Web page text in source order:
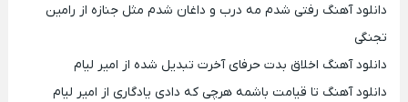
دانلود آهنگ رفتی شدم مه درب و داغان شدم مثل جنازه از رامین
تجنگی
دانلود آهنگ اخلاق بدت حرفای آخرت تبدیل شده از امیر لیام
دانلود آهنگ تا قیامت باشمه هرچی که دادی یادگاری از امیر لیام